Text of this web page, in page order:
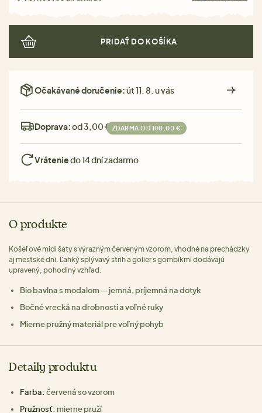
PRIDAŤ DO KOŠÍKA
Očakávané doručenie:út 11. 8. u vás
Doprava:od 3,00 € ZDARMA OD 100,00 €
Vráteniedo 14 dní zadarmo
O produkte
Košeľové midi šaty s výrazným červeným vzorom, vhodné na prechádzky
aj mestské dni. Ľahký splývavý strih a golier s gombíkmi dodávajú
upravený, pohodlný vzhľad.
Bio bavlna s modalom — jemná, príjemná na dotyk
Bočné vrecká na drobnosti a voľné ruky
Mierne pružný materiál pre voľný pohyb
Detaily produktu
Farba: červená so vzorom
Pružnosť: mierne pruží